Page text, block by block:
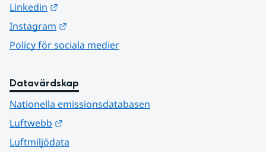
Linkedin
Instagram
Policy för sociala medier
Datavärdskap
Nationella emissionsdatabasen
Luftwebb
Luftmiljödata